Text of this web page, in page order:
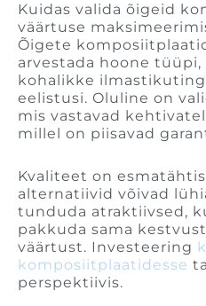
Kuidas valida õigeid
väärtuse
Õigete
arvestada hoone
kohalikke
eelistusi. Oluline on
mis vastavad
millel on piisavad
Kvaliteet on
alternatiivid võivad
tunduda atraktiivsed,
pakkuda sama
väärtust. Investeering
komposiitplaatidesse
perspektiivis.